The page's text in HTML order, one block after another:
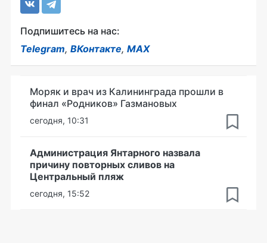
Подпишитесь на нас:
Telegram, ВКонтакте, MAX
Моряк и врач из Калининграда прошли в
финал «Родников» Газмановых
сегодня, 10:31
Администрация Янтарного назвала
причину повторных сливов на
Центральный пляж
сегодня, 15:52